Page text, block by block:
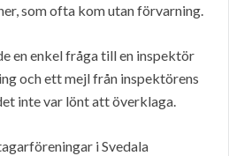
som ofta kom utan förvarning.
en enkel fråga till en inspektör
och ett mejl från inspektörens
inte var lönt att överklaga.
i Svedala